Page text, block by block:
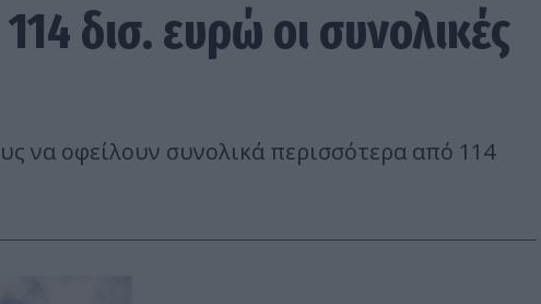
δισ. ευρώ οι συνολικές
να οφείλουν συνολικά περισσότερα από 114